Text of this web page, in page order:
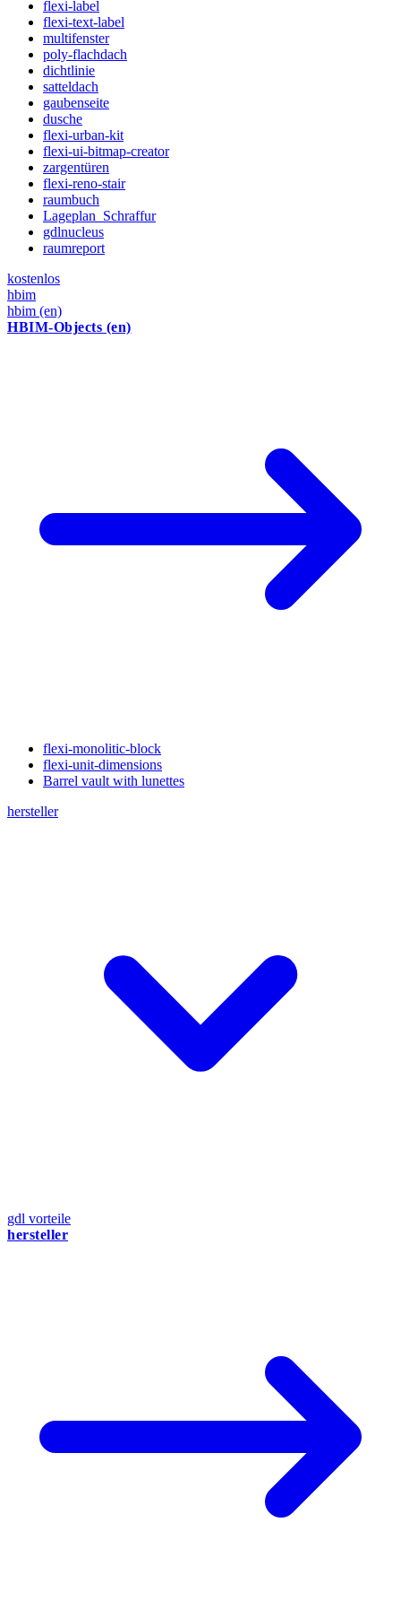
flexi-label
flexi-text-label
multifenster
poly-flachdach
dichtlinie
satteldach
gaubenseite
dusche
flexi-urban-kit
flexi-ui-bitmap-creator
zargentüren
flexi-reno-stair
raumbuch
Lageplan_Schraffur
gdlnucleus
raumreport
kostenlos
hbim
hbim (en)
HBIM-Objects (en)
flexi-monolitic-block
flexi-unit-dimensions
Barrel vault with lunettes
hersteller
gdl vorteile
hersteller